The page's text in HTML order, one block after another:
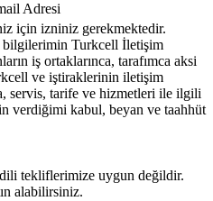
Adresi
için izniniz gerekmektedir.
Turkcell İletişim
iş ortaklarınca, tarafımca aksi
ve iştiraklerinin iletişim
servis, tarife ve hizmetleri ile ilgili
verdiğimi kabul, beyan ve taahhüt
tekliflerimize uygun değildir.
alabilirsiniz.